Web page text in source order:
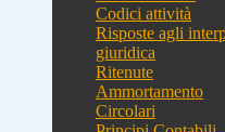
Codici attività
Risposte agli
giuridica
Ritenute
Ammortamento
Circolari